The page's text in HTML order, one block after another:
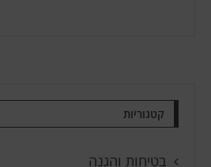
קטגוריות
בטיחות והגנה